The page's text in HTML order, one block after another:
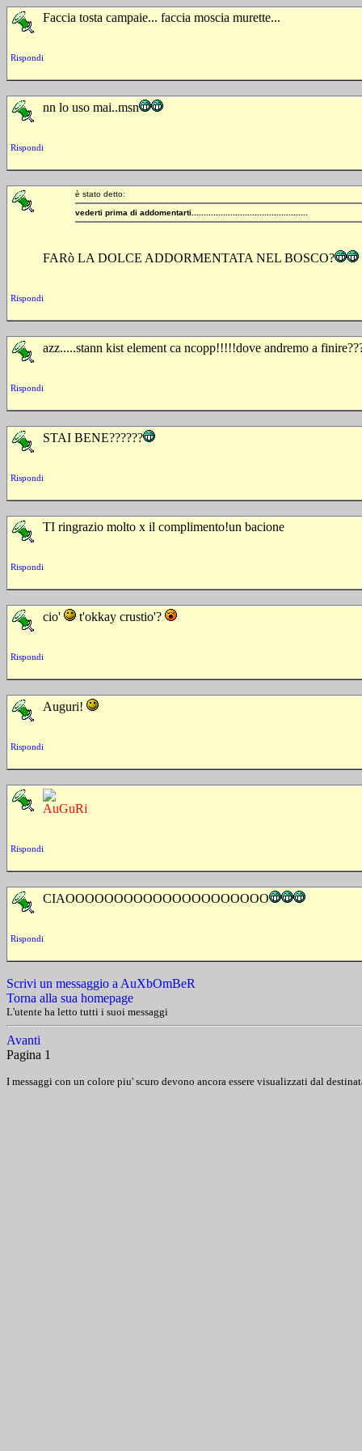
Faccia tosta campaie... faccia moscia murette...
Rispondi
nn lo uso mai..msn
Rispondi
è stato detto:
vederti prima di addomentarti................................................
FARò LA DOLCE ADDORMENTATA NEL BOSCO?
Rispondi
azz.....stann kist element ca ncopp!!!!!dove andremo a
Rispondi
STAI BENE??????
Rispondi
TI ringrazio molto x il complimento!un bacione
Rispondi
cio' t'okkay crustio'?
Rispondi
Auguri!
Rispondi
AuGuRi
Rispondi
CIAOOOOOOOOOOOOOOOOOOOOO
Rispondi
Scrivi un messaggio a AuXbOmBeR
Torna alla sua homepage
L'utente ha letto tutti i suoi messaggi
Avanti
Pagina 1
I messaggi con un colore piu' scuro devono ancora essere visualizzati dal